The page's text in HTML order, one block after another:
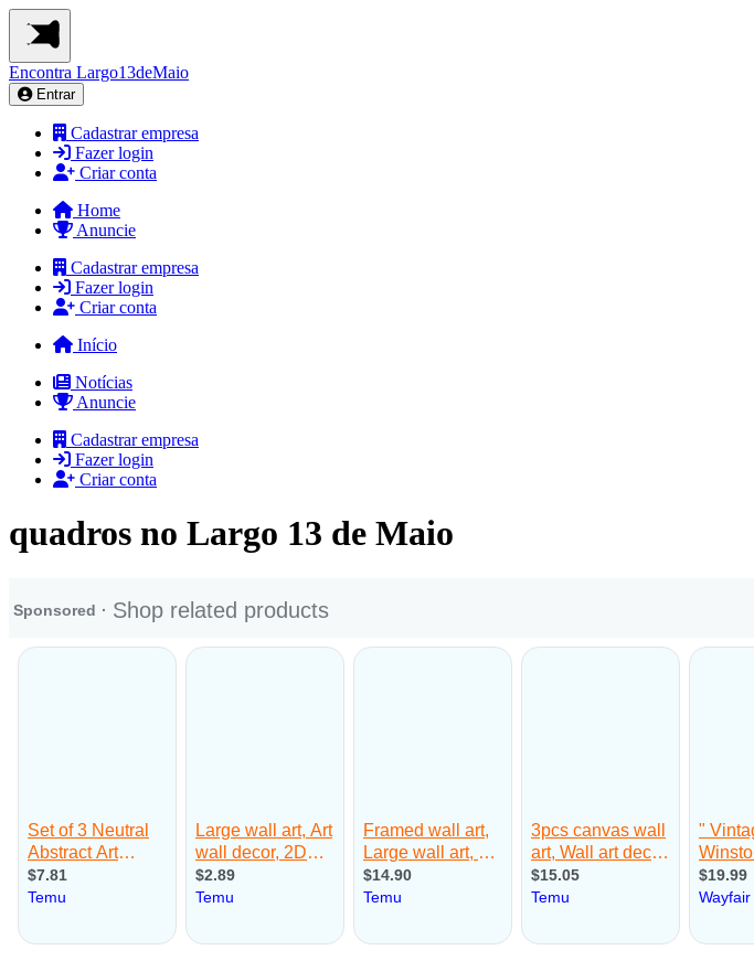
Encontra Largo13deMaio
Entrar
Cadastrar empresa
Fazer login
Criar conta
Home
Anuncie
Cadastrar empresa
Fazer login
Criar conta
Início
Notícias
Anuncie
Cadastrar empresa
Fazer login
Criar conta
quadros no Largo 13 de Maio